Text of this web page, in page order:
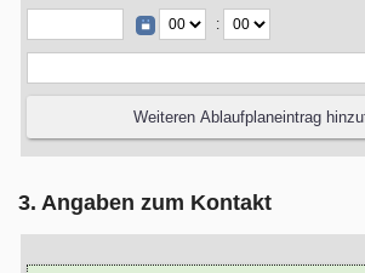
:
3. Angaben zum Kontakt